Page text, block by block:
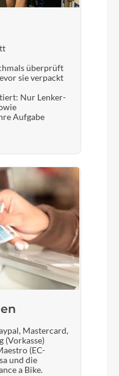
überprüft
sie verpackt
Nur Lenker-
Aufgabe
Mastercard,
(Vorkasse)
(EC-
und die
a Bike.